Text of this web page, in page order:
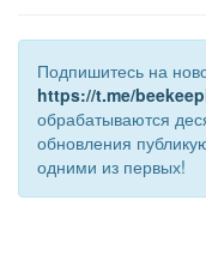
Подпишитесь на
https://t.me/
обрабатываются
обновления
одними из первых!